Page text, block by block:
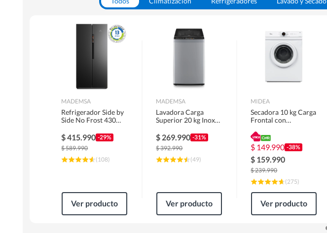
MADEMSA
Refrigerador Side by
Side No Frost 430
MAS430B
$415.990 -29%
$589.990
(108)
Ver producto
MADEMSA
Lavadora Carga
Superior 20 kg Inox
$ 269.990 -31%
$392.990
(49)
Ver producto
MIDEA
Secadora 10 kg Carga
Frontal con
MD100A100/W2
$ 149.990 -38%
$ 159.990
$239.990
(275)
Ver producto